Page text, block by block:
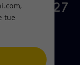
tra il 27
tue